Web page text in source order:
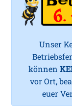
Zubehör
Service
Unser
können
vor Ort,
euer